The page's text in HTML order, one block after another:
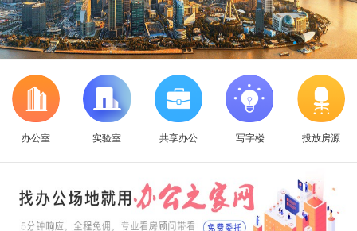
办公室 实验室 共享办公 写字楼 投放房源